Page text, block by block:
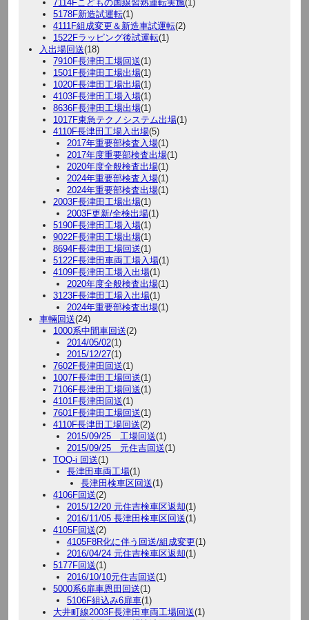
7114Fこどもの国線習熟運転実施(1)
5178F新造試運転(1)
4111F組成変更＆新造車試運転(2)
1522Fラッピング後試運転(1)
入出場回送(18)
7910F長津田工場回送(1)
1501F長津田工場出場(1)
1020F長津田工場出場(1)
4103F長津田工場入場(1)
8636F長津田工場出場(1)
1017F東急テクノシステム出場(1)
4110F長津田工場入出場(5)
2017年重要部検査入場(1)
2017年度重要部検査出場(1)
2020年度全般検査出場(1)
2024年重要部検査入場(1)
2024年重要部検査出場(1)
2003F長津田工場出場(1)
2003F更新/全検出場(1)
5190F長津田工場入場(1)
9022F長津田工場出場(1)
8694F長津田工場回送(1)
5122F長津田車両工場入場(1)
4109F長津田工場入出場(1)
2020年度全般検査出場(1)
3123F長津田工場入出場(1)
2024年重要部検査出場(1)
車輛回送(24)
1000系中間車回送(2)
2014/05/02(1)
2015/12/27(1)
7602F長津田回送(1)
1007F長津田工場回送(1)
7106F長津田工場回送(1)
4101F長津田回送(1)
7601F長津田工場回送(1)
4110F長津田工場回送(2)
2015/09/25 工場回送(1)
2015/09/25 元住吉回送(1)
TOQ-i 回送(1)
長津田車両工場(1)
長津田検車区回送(1)
4106F回送(2)
2015/12/20 元住吉検車区返却(1)
2016/11/05 長津田検車区回送(1)
4105F回送(2)
4105F8R化に伴う回送/組成変更(1)
2016/04/24 元住吉検車区返却(1)
5177F回送(1)
2016/10/10元住吉回送(1)
5000系6扉車恩田回送(1)
5106F組込み6扉車(1)
大井町線2003F長津田車両工場回送(1)